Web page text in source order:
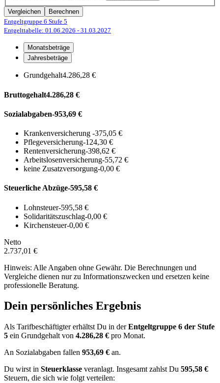
Vergleichen
Berechnen
Entgeltgruppe 6 Stufe 5
Entgelttabelle: 01.06.2026 - 31.03.2027
Monatsbeträge
Jahresbeträge
Grundgehalt4.286,28 €
Bruttogehalt4.286,28 €
Sozialabgaben-953,69 €
Krankenversicherung -375,05 €
Pflegeversicherung-124,30 €
Rentenversicherung-398,62 €
Arbeitslosenversicherung-55,72 €
keine Zusatzversorgung-0,00 €
Steuerliche Abzüge-595,58 €
Lohnsteuer-595,58 €
Solidaritätszuschlag-0,00 €
Kirchensteuer-0,00 €
Netto
2.737,01 €
Hinweis: Alle Angaben ohne Gewähr. Die Berechnungen und
Vergleiche dienen nur zu Informationszwecken und ersetzen keine
professionelle Beratung.
Dein persönliches Ergebnis
Als Tarifbeschäftigter erhältst Du in derEntgeltgruppe 6 der Stufe
5 ein Grundgehalt von 4.286,28 € pro Monat.
An Sozialabgaben fallen 953,69 € an.
Du wirst in Steuerklasse veranlagt. Insgesamt zahlst Du 595,58 €
Steuern, die sich wie folgt verteilen: